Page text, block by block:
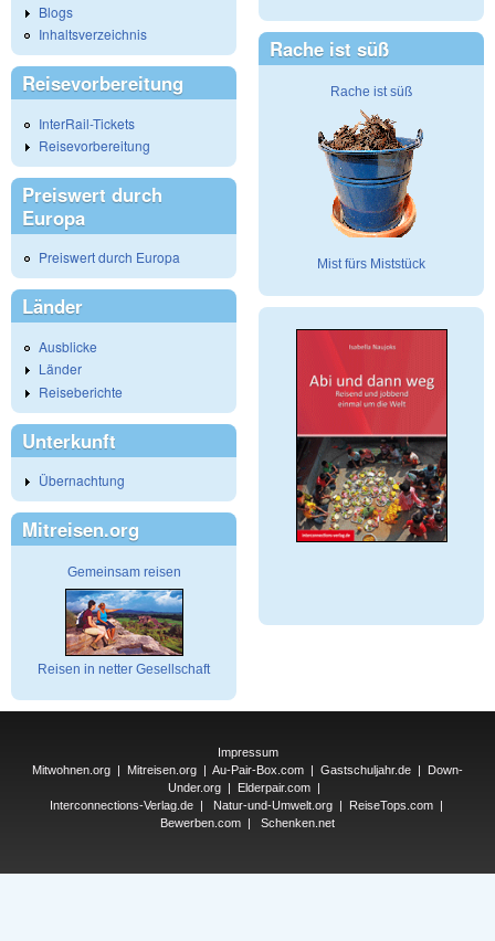
Blogs
Inhaltsverzeichnis
Reisevorbereitung
InterRail-Tickets
Reisevorbereitung
Preiswert durch
Europa
Preiswert durch Europa
Länder
Ausblicke
Länder
Reiseberichte
Unterkunft
Übernachtung
Mitreisen.org
Gemeinsam reisen
Reisen in netter Gesellschaft
Rache ist süß
Rache ist süß
Mist fürs Miststück
Impressum
Mitwohnen.org
Mitreisen.org Au-Pair-Box.com Gastschuljahr.de
Down-
Under.org
Elderpair.com
Interconnections-Verlag.de| Natur-und-Umwelt.org| ReiseTops.com|
Bewerben.com
Schenken.net